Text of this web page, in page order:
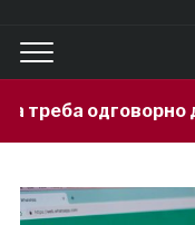
ги искористи